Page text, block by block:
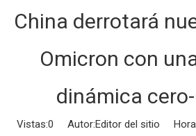
China derrotará
Omicron con
dinámica cero-
Vistas:0 Autor:Editor del sitio Hora